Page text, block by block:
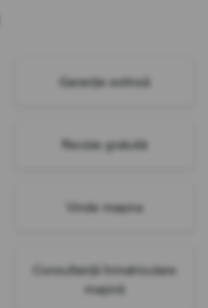
Garanție extinsă
Revizie gratuită
Vinde mașina
Consultanță înmatriculare
mașină